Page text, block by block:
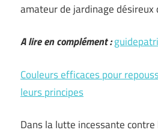
amateur de jardinage désireux
A lire en complément :
Couleurs efficaces pour
leurs principes
Dans la lutte incessante